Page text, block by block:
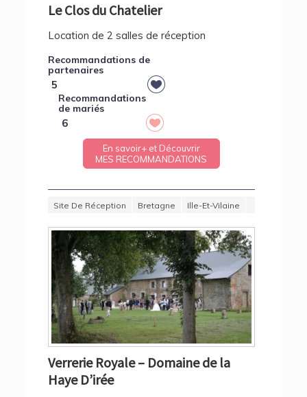
Le Clos du Chatelier
Location de 2 salles de réception
Recommandations de
partenaires
5
Recommandations
de mariés
6
En savoir+ et Découvrir
MES RECOMMANDATIONS
Site De Réception Bretagne Ille-Et-Vilaine
Verrerie Royale – Domaine de la
Haye D’irée